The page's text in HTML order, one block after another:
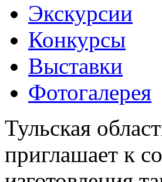
Экскурсии
Конкурсы
Выставки
Фотогалерея
Тульская
приглашает к